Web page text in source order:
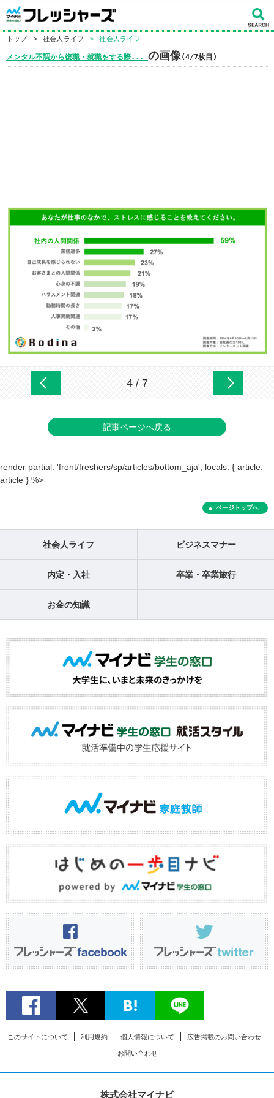
トップ > 社会人ライフ > 社会人ライフ
メンタル不調から復職・就職をする際... の画像(4/7枚目)
4 / 7
記事ページへ戻る
render partial: 'front/freshers/sp/articles/bottom_aja', locals: { article:
article } %>
ページトップへ
社会人ライフ ビジネスマナー
内定・入社 卒業・卒業旅行
お金の知識
このサイトについて 利用規約 個人情報について 広告掲載のお問い合わせ
お問い合わせ
株式会社マイナビ